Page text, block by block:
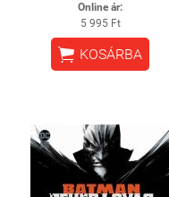
Online ár:
5 995 Ft
 KOSÁRBA